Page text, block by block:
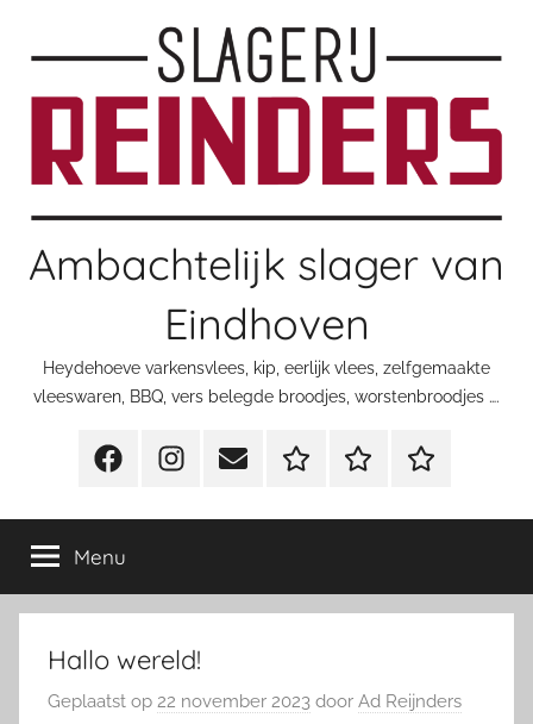
inhoud
Ambachtelijk slager van
Eindhoven
Heydehoeve varkensvlees, kip, eerlijk vlees, zelfgemaakte
vleeswaren, BBQ, vers belegde broodjes, worstenbroodjes ….
FacebookInstagram
E-
Slagerij
zoekt
FeestdagenFeestdagen
Menu
Hallo wereld!
Geplaatst op 22 november 2023 door Ad Reijnders